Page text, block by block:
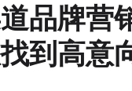
品牌营
到高意